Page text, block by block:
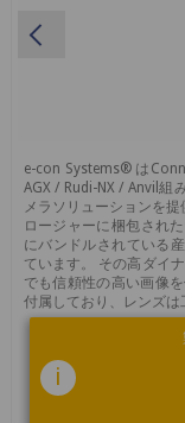
e-con Systems®は
AGX / Rudi-NX / Anvil組
メラソリューションを
ロージャーに梱包され
にバンドルされている
ています。 その高ダイ
でも信頼性の高い画像
付属しており、レンズは
i